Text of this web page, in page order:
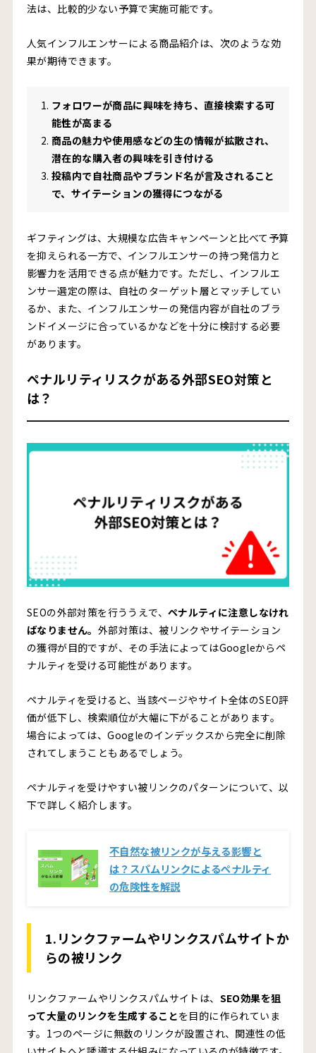
法は、比較的少ない予算で実施可能です。
人気インフルエンサーによる商品紹介は、次のような効
果が期待できます。
フォロワーが商品に興味を持ち、直接検索する可
能性が高まる
商品の魅力や使用感などの生の情報が拡散され、
潜在的な購入者の興味を引き付ける
投稿内で自社商品やブランド名が言及されること
で、サイテーションの獲得につながる
ギフティングは、大規模な広告キャンペーンと比べて予算
を抑えられる一方で、インフルエンサーの持つ発信力と
影響力を活用できる点が魅力です。ただし、インフルエ
ンサー選定の際は、自社のターゲット層とマッチしてい
るか、また、インフルエンサーの発信内容が自社のブラ
ンドイメージに合っているかなどを十分に検討する必要
があります。
ペナルリティリスクがある外部SEO対策と
は？
SEOの外部対策を行ううえで、 ペナルティに注意しなけれ
ばなりません。 外部対策は、被リンクやサイテーション
の獲得が目的ですが、その手法によってはGoogleからペ
ナルティを受ける可能性があります。
ペナルティを受けると、当該ページやサイト全体のSEO評
価が低下し、検索順位が大幅に下がることがあります。
場合によっては、Googleのインデックスから完全に削除
されてしまうこともあるでしょう。
ペナルティを受けやすい被リンクのパターンについて、以
下で詳しく紹介します。
不自然な被リンクが与える影響と
は？スパムリンクによるペナルティ
の危険性を解説
1.リンクファームやリンクスパムサイトか
らの被リンク
リンクファームやリンクスパムサイトは、 SEO効果を狙
って大量のリンクを生成することを目的に作られていま
す。1つのページに無数のリンクが設置され、関連性の低